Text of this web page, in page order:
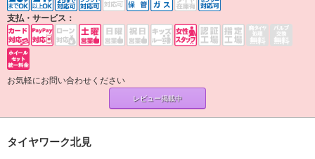
支払・サービス：
お気軽にお問い合わせください
レビュー掲載中
タイヤワーク北見